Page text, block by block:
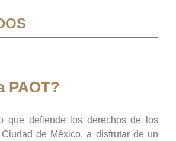
PAOT?
que defiende los derechos de los
de México, a disfrutar de un